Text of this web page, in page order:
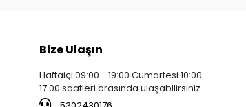
Bize Ulaşın
Haftaiçi 09:00 - 19:00 Cumartesi 10:00 -
17:00 saatleri arasında ulaşabilirsiniz.